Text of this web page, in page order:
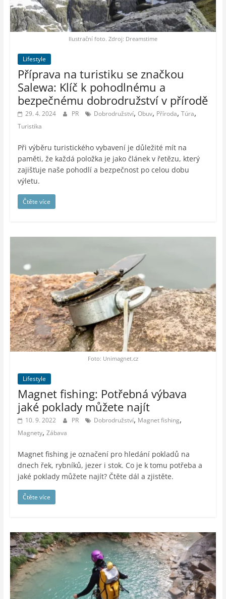
moto,
vesmír
Ilustrační foto. Zdroj: Dreamstime
Lifestyle
Příprava na turistiku se značkou
Salewa: Klíč k pohodlnému a
bezpečnému dobrodružství v přírodě
29. 4. 2024 PR Dobrodružství, Obuv, Příroda, Túra,
Turistika
Při výběru turistického vybavení je důležité mít na
paměti, že každá položka je jako článek v řetězu, který
zajišťuje naše pohodlí a bezpečnost po celou dobu
výletu.
Čtěte více
Foto: Unimagnet.cz
Lifestyle
Magnet fishing: Potřebná výbava
jaké poklady můžete najít
10. 9. 2022 PR Dobrodružství, Magnet fishing,
Magnety, Zábava
Magnet fishing je označení pro hledání pokladů na
dnech řek, rybníků, jezer i stok. Co je k tomu potřeba a
jaké poklady můžete najít? Čtěte dál a zjistěte.
Čtěte více